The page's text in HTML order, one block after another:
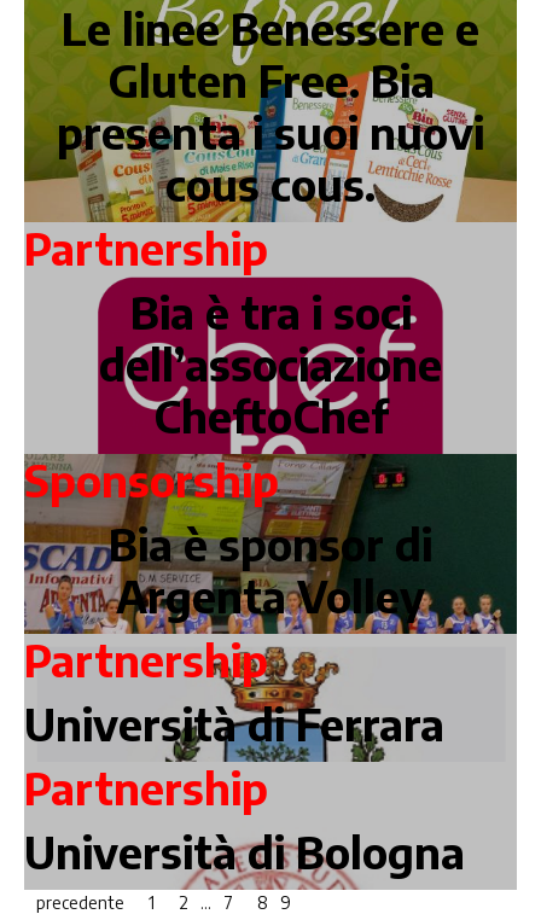
Le linee Benessere e
Gluten Free. Bia
presenta i suoi nuovi
cous cous.
Partnership
Bia è tra i soci
dell’associazione
CheftoChef
Sponsorship
Bia è sponsor di
Argenta Volley
Partnership
Università di Ferrara
Partnership
Università di Bologna
precedente 1 2 … 7 8 9